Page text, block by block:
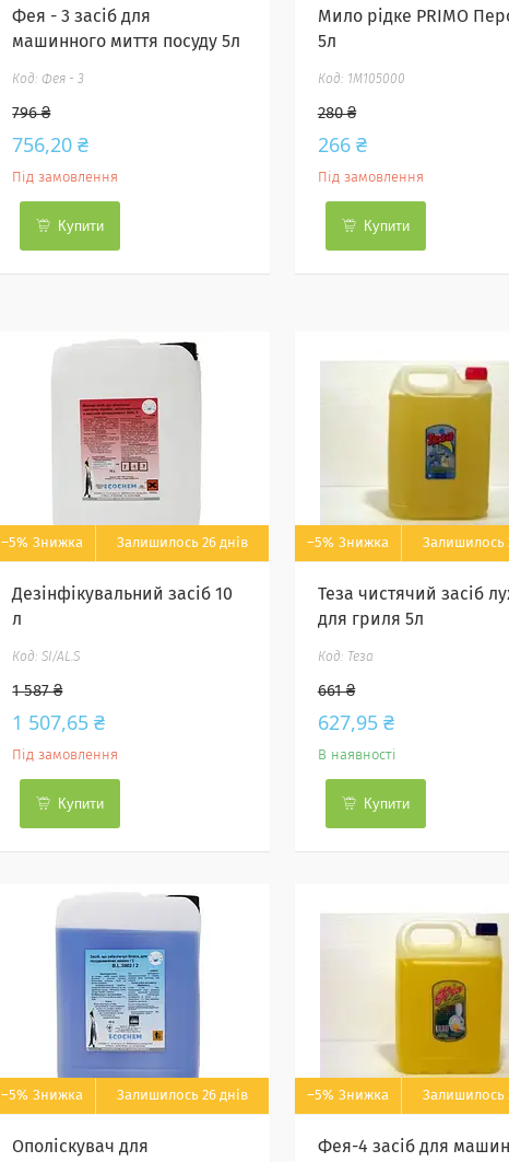
Фея - 3 засіб для
машинного миття посуду 5л
Фея - 3
796 ₴
756,20 ₴
Під замовлення
Купити
Мило рідке PRIMO
5л
1M105000
280 ₴
266 ₴
Під замовлення
Купити
–5% Залишилось 26 днів
Дезінфікувальний засіб 10
л
SI/AL.S
1 587 ₴
1 507,65 ₴
Під замовлення
Купити
–5% Залишилось
Теза чистячий засіб
для гриля 5л
Теза
661 ₴
627,95 ₴
В наявності
Купити
–5% Залишилось 26 днів
Ополіскувач для
–5% Залишилось
Фея-4 засіб для